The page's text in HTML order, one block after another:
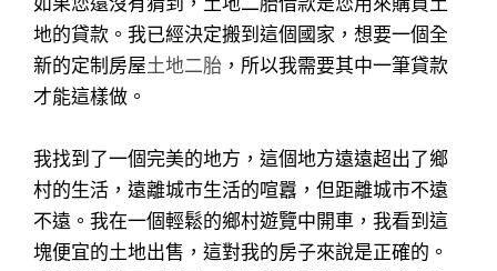
地的貸款。我已經決定搬到這個國家，想要一個全
新的定制房屋土地二胎 ，所以我需要其中一筆貸款
才能這樣做。
我找到了一個完美的地方，這個地方遠遠超出了鄉
村的生活，遠離城市生活的喧囂，但距離城市不遠
不遠。我在一個輕鬆的鄉村遊覽中開車，我看到這
塊便宜的土地出售，這對我的房子來說是正確的。